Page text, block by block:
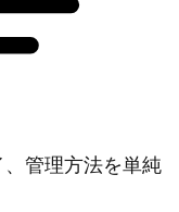
管理方法を単純